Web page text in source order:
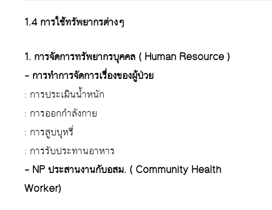
1.4 การใช้ทรัพยากรต่างๆ
1. การจัดการทรัพยากรบุคคล ( Human Resource )
– การทำการจัดการเรื่องของผู้ป่วย
: การประเมินน้ำหนัก
: การออกกำลังกาย
: การสูบบุหรี่
: การรับประทานอาหาร
– NP ประสานงานกับอสม. ( Community Health
Worker)